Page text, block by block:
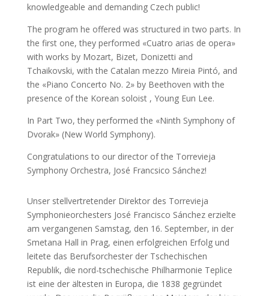
knowledgeable and demanding Czech public!
The program he offered was structured in two parts. In
the first one, they performed «Cuatro arias de opera»
with works by Mozart, Bizet, Donizetti and
Tchaikovski, with the Catalan mezzo Mireia Pintó, and
the «Piano Concerto No. 2» by Beethoven with the
presence of the Korean soloist , Young Eun Lee.
In Part Two, they performed the «Ninth Symphony of
Dvorak» (New World Symphony).
Congratulations to our director of the Torrevieja
Symphony Orchestra, José Francsico Sánchez!
Unser stellvertretender Direktor des Torrevieja
Symphonieorchesters José Francisco Sánchez erzielte
am vergangenen Samstag, den 16. September, in der
Smetana Hall in Prag, einen erfolgreichen Erfolg und
leitete das Berufsorchester der Tschechischen
Republik, die nord-tschechische Philharmonie Teplice
ist eine der ältesten in Europa, die 1838 gegründet